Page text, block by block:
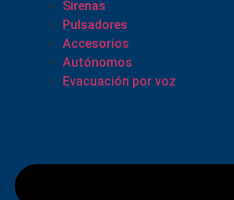
Sirenas
Pulsadores
Accesorios
Autónomos
Evacuación por voz